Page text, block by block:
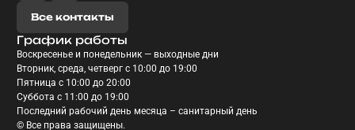
© Все права защищены.
Все контакты
График работы
Воскресенье и понедельник — выходные дни
Вторник, среда, четверг с 10:00 до 19:00
Пятница с 10:00 до 20:00
Суббота с 11:00 до 19:00
Последний рабочий день месяца – санитарный день